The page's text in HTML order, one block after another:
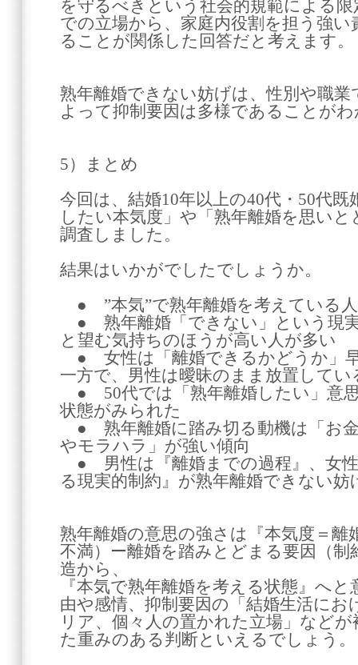
を守るべきという社会的規範による
での立場から、家庭内役割を担う強
ることが関係した回答だと考えます。
熟年離婚できない妨げは、性別や職
よって抑制要因は多様であることが
5）まとめ
今回は、結婚10年以上の40代・50代
したい本気度」や「熟年離婚を思い
調査しました。
結果はいかがでしたでしょうか。
● ”本気”で熟年離婚を考えている
● 熟年離婚「できない」という現
と望む気持ちのほうが高い人が多い
● 女性は「離婚できるかどうか」
一方で、男性は曖昧のまま放置してい
● 50代では「熟年離婚したい」意
状態がみられた
● 熟年離婚に踏み切る動機は「お
やモラハラ」が強い傾向
● 男性は『離婚までの過程』、女
る現実的制約』が熟年離婚できない妨
熟年離婚の意思の強さは『本気度＝離
不満）ー離婚を踏みとどまる要因（制
造から、
『本気で熟年離婚を考える状態』へ
由や感情、抑制要因の「結婚生活にお
リア、個々人の置かれた立場」など
た重みのある判断といえるでしょう。